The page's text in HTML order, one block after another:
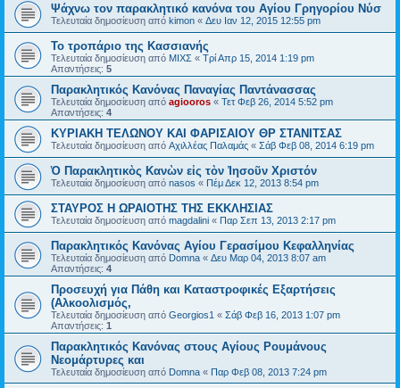
Ψάχνω τον παρακλητικό κανόνα του Αγίου Γρηγορίου Νύσ
Τελευταία δημοσίευση από kimon « Δευ Ιαν 12, 2015 12:55 pm
Το τροπάριο της Κασσιανής
Τελευταία δημοσίευση από ΜΙΧΣ « Τρί Απρ 15, 2014 1:19 pm
Απαντήσεις: 5
Παρακλητικός Κανόνας Παναγίας Παντάνασσας
Τελευταία δημοσίευση από agiooros « Τετ Φεβ 26, 2014 5:52 pm
Απαντήσεις: 4
ΚΥΡΙΑΚΗ ΤΕΛΩΝΟΥ ΚΑΙ ΦΑΡΙΣΑΙΟΥ ΘΡ ΣΤΑΝΙΤΣΑΣ
Τελευταία δημοσίευση από Αχιλλέας Παλαμάς « Σάβ Φεβ 08, 2014 6:19 pm
Ὁ Παρακλητικὸς Κανὼν εἰς τὸν Ἰησοῦν Χριστόν
Τελευταία δημοσίευση από nasos « Πέμ Δεκ 12, 2013 8:54 pm
ΣΤΑΥΡΟΣ Η ΩΡΑΙΟΤΗΣ ΤΗΣ ΕΚΚΛΗΣΙΑΣ
Τελευταία δημοσίευση από magdalini « Παρ Σεπ 13, 2013 2:17 pm
Παρακλητικός Κανόνας Αγίου Γερασίμου Κεφαλληνίας
Τελευταία δημοσίευση από Domna « Δευ Μαρ 04, 2013 8:07 am
Απαντήσεις: 4
Προσευχή για Πάθη και Καταστροφικές Εξαρτήσεις
(Αλκοολισμός,
Τελευταία δημοσίευση από Georgios1 « Σάβ Φεβ 16, 2013 1:07 pm
Απαντήσεις: 1
Παρακλητικός Κανόνας στους Αγίους Ρουμάνους
Νεομάρτυρες και
Τελευταία δημοσίευση από Domna « Παρ Φεβ 08, 2013 7:24 pm